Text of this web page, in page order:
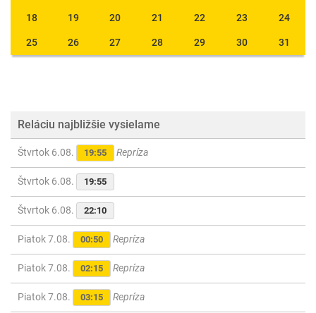
18 19 20 21 22 23 24
25 26 27 28 29 30 31
Reláciu najbližšie vysielame
Štvrtok 6.08. 19:55 Repríza
Štvrtok 6.08. 19:55
Štvrtok 6.08. 22:10
Piatok 7.08. 00:50 Repríza
Piatok 7.08. 02:15 Repríza
Piatok 7.08. 03:15 Repríza